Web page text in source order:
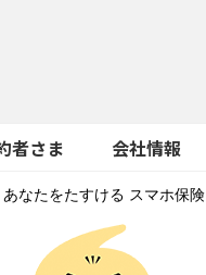
者さま 会社情報
あなたをたすける スマホ保険